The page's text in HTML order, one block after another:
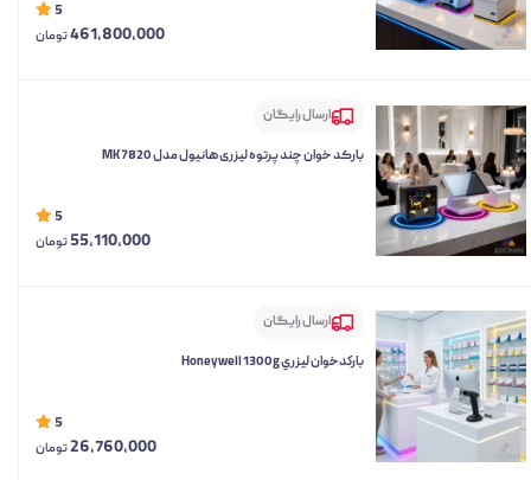
5
461,800,000تومان
ارسال رایگان
بارکد خوان چند پرتوه لیزری هانیول مدل MK 7820
5
55,110,000تومان
ارسال رایگان
باركدخوان ليزري Honeywell 1300g
5
26,760,000تومان